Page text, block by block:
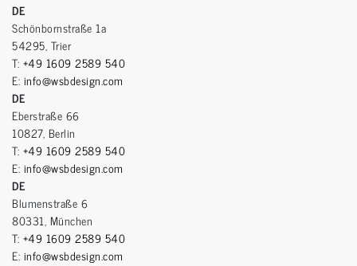
DE
Schönbornstraße 1a
54295, Trier
T: +49 1609 2589 540
E: info@wsbdesign.com
DE
Eberstraße 66
10827, Berlin
T: +49 1609 2589 540
E: info@wsbdesign.com
DE
Blumenstraße 6
80331, München
T: +49 1609 2589 540
E: info@wsbdesign.com